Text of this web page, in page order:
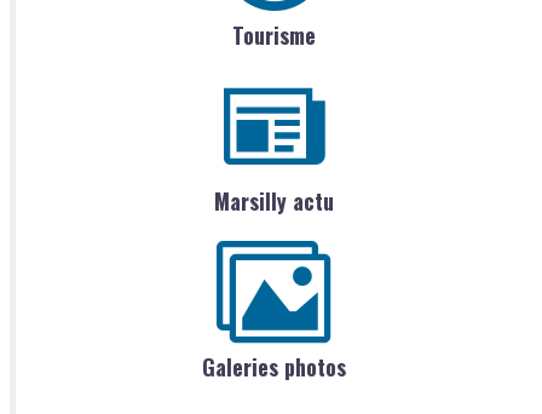
Tourisme
Marsilly actu
Galeries photos